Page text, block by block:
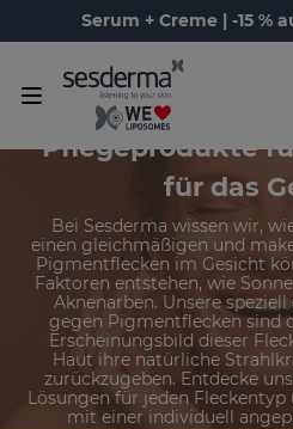
Serum + Creme | -15 %
Pflegeprodukte
für das
Bei Sesderma wissen wir,
einen gleichmäßigen und
Pigmentflecken im Gesicht
Faktoren entstehen, wie
Aknenarben. Unsere
gegen Pigmentflecken sind
Erscheinungsbild dieser
Haut ihre natürliche
zurückzugeben. Entdecke
Lösungen für jeden
mit einer individuell